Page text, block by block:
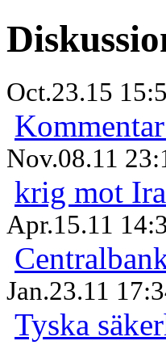
Oct.23.15
Nov.08.11
krig mot
Apr.15.11
Jan.23.11
Tyska